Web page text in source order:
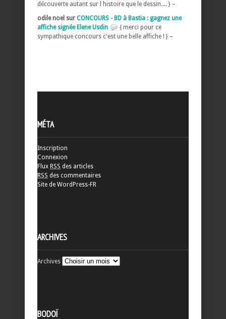
découverte autant sur l histoire que le dessin.... } –
odile noel sur CONCOURS - BD à Bastia : gagnez une
affiche signée Elene Usdin
{ merci pour ce
sympathique concours c'est une belle affiche ! } –
MÉTA
Inscription
Connexion
Flux RSS des articles
RSS des commentaires
Site de WordPress-FR
ARCHIVES
Archives
BODOÏ